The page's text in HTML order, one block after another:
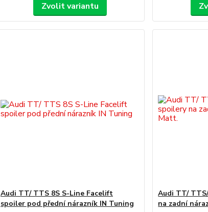
Zvolit variantu
Audi TT/ TTS 8S S-Line Facelift
spoiler pod přední nárazník IN Tuning
Audi TT/
na zadní